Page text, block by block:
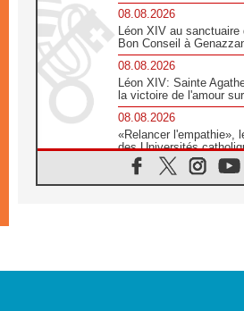
08.08.2026
Léon XIV au sanctuaire
Bon Conseil à
08.08.2026
Léon XIV: Sainte
la victoire de l'amour
08.08.2026
«Relancer l'empathie»,
des Universités
08.08.2026
Signis 2026, donner la
07.08.2026